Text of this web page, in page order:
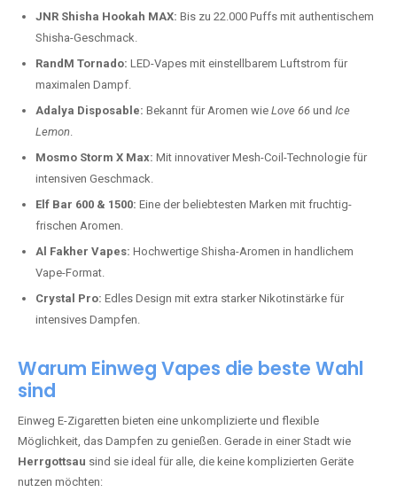
JNR Shisha Hookah MAX: Bis zu 22.000 Puffs mit authentischem
Shisha-Geschmack.
RandM Tornado: LED-Vapes mit einstellbarem Luftstrom für
maximalen Dampf.
Adalya Disposable: Bekannt für Aromen wie Love 66 und Ice
Lemon.
Mosmo Storm X Max: Mit innovativer Mesh-Coil-Technologie für
intensiven Geschmack.
Elf Bar 600 & 1500: Eine der beliebtesten Marken mit fruchtig-
frischen Aromen.
Al Fakher Vapes: Hochwertige Shisha-Aromen in handlichem
Vape-Format.
Crystal Pro: Edles Design mit extra starker Nikotinstärke für
intensives Dampfen.
Warum Einweg Vapes die beste Wahl
sind
Einweg E-Zigaretten bieten eine unkomplizierte und flexible
Möglichkeit, das Dampfen zu genießen. Gerade in einer Stadt wie
Herrgottsau sind sie ideal für alle, die keine komplizierten Geräte
nutzen möchten: